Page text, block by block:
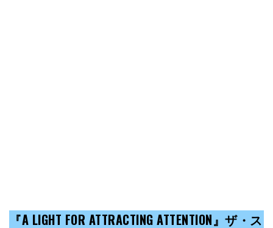
『A LIGHT FOR ATTRACTING ATTENTION』ザ・ス